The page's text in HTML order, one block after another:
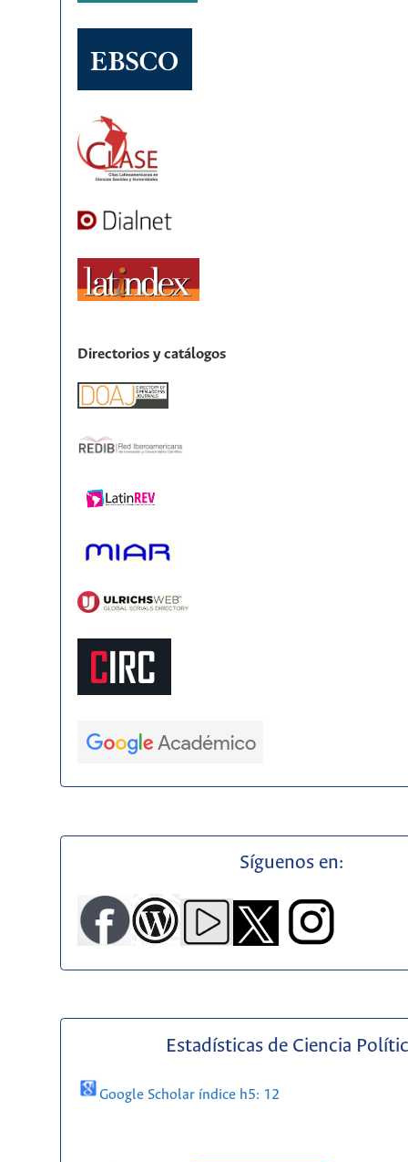
Directorios y catálogos
Síguenos en:
Estadísticas de Ciencia
Google Scholar índice h5: 12